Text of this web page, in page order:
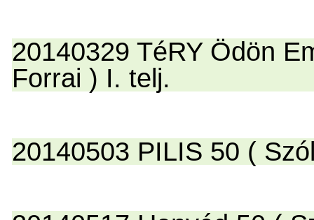
20140329 TéRY Ödön
Forrai ) I. telj.
20140503 PILIS 50 (